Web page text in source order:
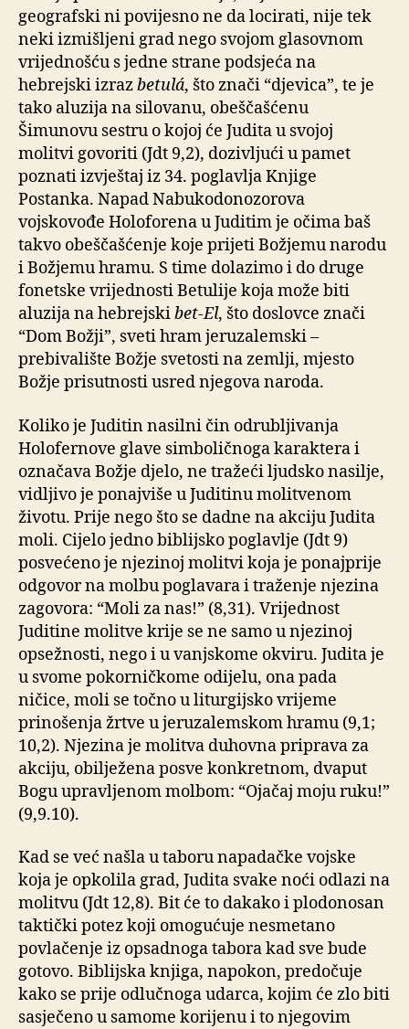
geografski ni povijesno ne da locirati, nije tek
neki izmišljeni grad nego svojom glasovnom
vrijednošću s jedne strane podsjeća na
hebrejski izrazbetulá, što znači “djevica”, te je
tako aluzija na silovanu, obeščašćenu
Šimunovu sestru o kojoj će Judita u svojoj
molitvi govoriti (Jdt 9,2), dozivljući u pamet
poznati izvještaj iz 34. poglavlja Knjige
Postanka. Napad Nabukodonozorova
vojskovođe Holoforena u Juditim je očima baš
takvo obeščašćenje koje prijeti Božjemu narodu
i Božjemu hramu. S time dolazimo i do druge
fonetske vrijednosti Betulije koja može biti
aluzija na hebrejskibet-El, što doslovce znači
“Dom Božji”, sveti hram jeruzalemski –
prebivalište Božje svetosti na zemlji, mjesto
Božje prisutnosti usred njegova naroda.
Koliko je Juditin nasilni čin odrubljivanja
Holofernove glave simboličnoga karaktera i
označava Božje djelo, ne tražeći ljudsko nasilje,
vidljivo je ponajviše u Juditinu molitvenom
životu. Prije nego što se dadne na akciju Judita
moli. Cijelo jedno biblijsko poglavlje (Jdt 9)
posvećeno je njezinoj molitvi koja je ponajprije
odgovor na molbu poglavara i traženje njezina
zagovora: “Moli za nas!” (8,31). Vrijednost
Juditine molitve krije se ne samo u njezinoj
opsežnosti, nego i u vanjskome okviru. Judita je
u svome pokorničkome odijelu, ona pada
ničice, moli se točno u liturgijsko vrijeme
prinošenja žrtve u jeruzalemskom hramu (9,1;
10,2). Njezina je molitva duhovna priprava za
akciju, obilježena posve konkretnom, dvaput
Bogu upravljenom molbom: “Ojačaj moju ruku!”
(9,9.10).
Kad se već našla u taboru napadačke vojske
koja je opkolila grad, Judita svake noći odlazi na
molitvu (Jdt 12,8). Bit će to dakako i plodonosan
taktički potez koji omogućuje nesmetano
povlačenje iz opsadnoga tabora kad sve bude
gotovo. Biblijska knjiga, napokon, predočuje
kako se prije odlučnoga udarca, kojim će zlo biti
sasječeno u samome korijenu i to njegovim